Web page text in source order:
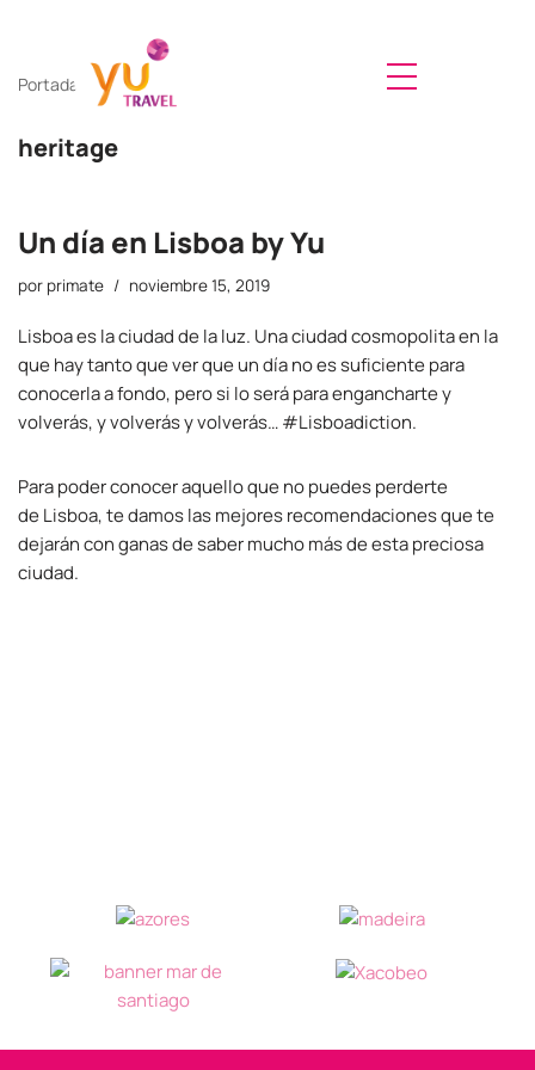
al
Portada heritage
heritage
Un día en Lisboa by Yu
por primate noviembre 15, 2019
Lisboa es la ciudad de la luz. Una ciudad cosmopolita en la
que hay tanto que ver que un día no es suficiente para
conocerla a fondo, pero si lo será para engancharte y
volverás, y volverás y volverás… #Lisboadiction.
Para poder conocer aquello que no puedes perderte
de Lisboa, te damos las mejores recomendaciones que te
dejarán con ganas de saber mucho más de esta preciosa
ciudad.